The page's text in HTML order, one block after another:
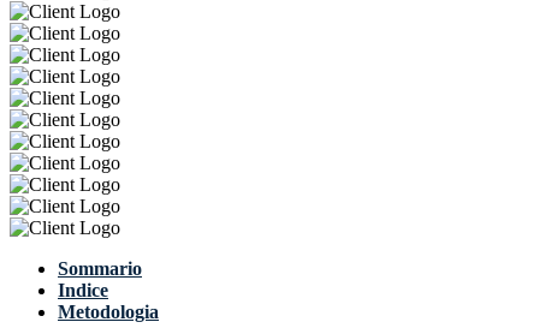
Sommario
Indice
Metodologia